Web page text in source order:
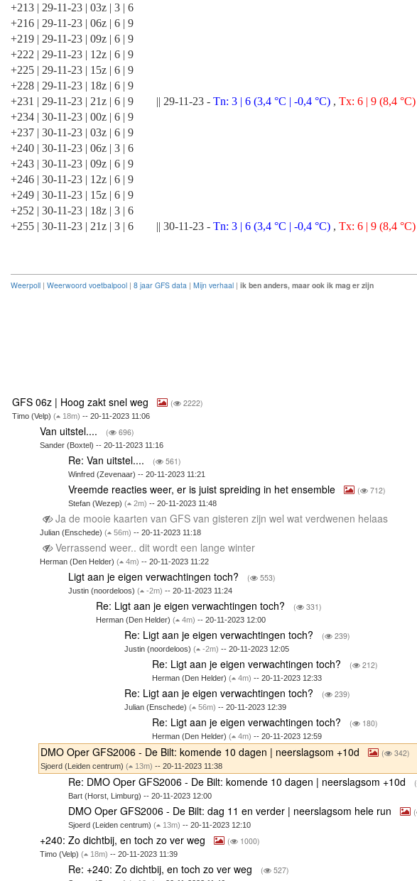
+213 | 29-11-23 | 03z | 3 | 6
+216 | 29-11-23 | 06z | 6 | 9
+219 | 29-11-23 | 09z | 6 | 9
+222 | 29-11-23 | 12z | 6 | 9
+225 | 29-11-23 | 15z | 6 | 9
+228 | 29-11-23 | 18z | 6 | 9
+231 | 29-11-23 | 21z | 6 | 9 || 29-11-23 - Tn: 3 | 6 (3,4 °C | -0,4 °C) , Tx: 6 | 9 (8,4 °C)
+234 | 30-11-23 | 00z | 6 | 9
+237 | 30-11-23 | 03z | 6 | 9
+240 | 30-11-23 | 06z | 3 | 6
+243 | 30-11-23 | 09z | 6 | 9
+246 | 30-11-23 | 12z | 6 | 9
+249 | 30-11-23 | 15z | 6 | 9
+252 | 30-11-23 | 18z | 3 | 6
+255 | 30-11-23 | 21z | 3 | 6 || 30-11-23 - Tn: 3 | 6 (3,4 °C | -0,4 °C) , Tx: 6 | 9 (8,4 °C)
Weerpoll | Weerwoord voetbalpool | 8 jaar GFS data | Mijn verhaal | ik ben anders, maar ook ik mag er zijn
GFS 06z | Hoog zakt snel weg ( 2222)
Timo (Velp) ( 18m) -- 20-11-2023 11:06
Van uitstel.... ( 696)
Sander (Boxtel) -- 20-11-2023 11:16
Re: Van uitstel.... ( 561)
Winfred (Zevenaar) -- 20-11-2023 11:21
Vreemde reacties weer, er is juist spreiding in het ensemble ( 712)
Stefan (Wezep) ( 2m) -- 20-11-2023 11:48
Ja de mooie kaarten van GFS van gisteren zijn wel wat verdwenen helaas
Julian (Enschede)( 56m) -- 20-11-2023 11:18
Verrassend weer.. dit wordt een lange winter
Herman (Den Helder)( 4m) -- 20-11-2023 11:22
Ligt aan je eigen verwachtingen toch? ( 553)
Justin (noordeloos) ( -2m) -- 20-11-2023 11:24
Re: Ligt aan je eigen verwachtingen toch? ( 331)
Herman (Den Helder)( 4m) -- 20-11-2023 12:00
Re: Ligt aan je eigen verwachtingen toch? ( 239)
Justin (noordeloos) ( -2m) -- 20-11-2023 12:05
Re: Ligt aan je eigen verwachtingen toch? ( 212)
Herman (Den Helder)( 4m) -- 20-11-2023 12:33
Re: Ligt aan je eigen verwachtingen toch? ( 239)
Julian (Enschede) ( 56m) -- 20-11-2023 12:39
Re: Ligt aan je eigen verwachtingen toch? ( 180)
Herman (Den Helder)( 4m) -- 20-11-2023 12:59
DMO Oper GFS2006 - De Bilt: komende 10 dagen | neerslagsom +10d ( 342)
Sjoerd (Leiden centrum)( 13m) -- 20-11-2023 11:38
Re: DMO Oper GFS2006 - De Bilt: komende 10 dagen | neerslagsom +10d (
Bart (Horst, Limburg) -- 20-11-2023 12:00
DMO Oper GFS2006 - De Bilt: dag 11 en verder | neerslagsom hele run (
Sjoerd (Leiden centrum) ( 13m) -- 20-11-2023 12:10
+240: Zo dichtbij, en toch zo ver weg ( 1000)
Timo (Velp)( 18m) -- 20-11-2023 11:39
Re: +240: Zo dichtbij, en toch zo ver weg ( 527)